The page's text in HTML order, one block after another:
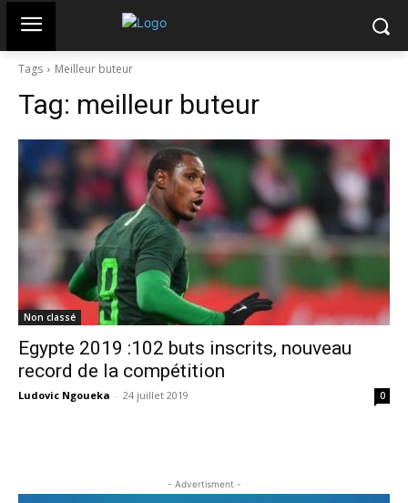
Tags Meilleur buteur
Tag: meilleur buteur
Non classé
Egypte 2019 :102 buts inscrits, nouveau
record de la compétition
Ludovic Ngoueka - 24 juillet 2019 0
- Advertisment -